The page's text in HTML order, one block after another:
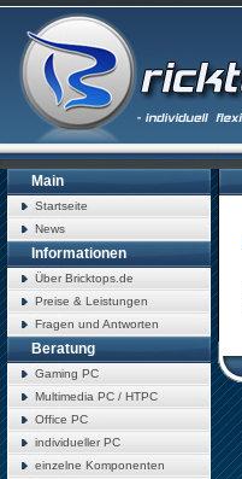
Main
Startseite
News
Informationen
Über Bricktops.de
Preise & Leistungen
Fragen und Antworten
Beratung
Gaming PC
Multimedia PC / HTPC
Office PC
individueller PC
einzelne Komponenten